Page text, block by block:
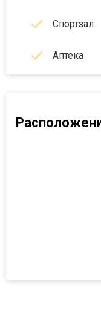
Спортзал
Аптека